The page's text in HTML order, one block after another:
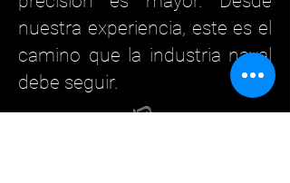
nuestra experiencia, este es el
camino que la industria naval
debe seguir.